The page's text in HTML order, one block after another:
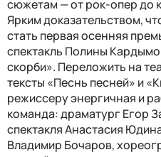
сюжетам — от рок-опер до
Ярким доказательством,
стать первая осенняя
спектакль Полины
скорби». Переложить на
тексты «Песнь песней» и
режиссеру энергичная и
команда: драматург Егор
спектакля Анастасия
Владимир Бочаров,